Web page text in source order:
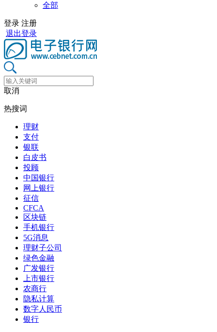
全部
登录 注册
退出登录
取消
热搜词
理财
支付
银联
白皮书
投顾
中国银行
网上银行
征信
CFCA
区块链
手机银行
5G消息
理财子公司
绿色金融
广发银行
上市银行
农商行
隐私计算
数字人民币
银行